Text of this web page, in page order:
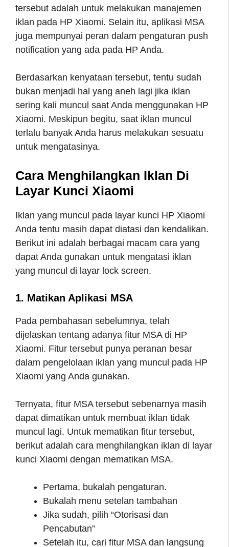
tersebut adalah untuk melakukan manajemen
iklan pada HP Xiaomi. Selain itu, aplikasi MSA
juga mempunyai peran dalam pengaturan push
notification yang ada pada HP Anda.
Berdasarkan kenyataan tersebut, tentu sudah
bukan menjadi hal yang aneh lagi jika iklan
sering kali muncul saat Anda menggunakan HP
Xiaomi. Meskipun begitu, saat iklan muncul
terlalu banyak Anda harus melakukan sesuatu
untuk mengatasinya.
Cara Menghilangkan Iklan Di
Layar Kunci Xiaomi
Iklan yang muncul pada layar kunci HP Xiaomi
Anda tentu masih dapat diatasi dan kendalikan.
Berikut ini adalah berbagai macam cara yang
dapat Anda gunakan untuk mengatasi iklan
yang muncul di layar lock screen.
1. Matikan Aplikasi MSA
Pada pembahasan sebelumnya, telah
dijelaskan tentang adanya fitur MSA di HP
Xiaomi. Fitur tersebut punya peranan besar
dalam pengelolaan iklan yang muncul pada HP
Xiaomi yang Anda gunakan.
Ternyata, fitur MSA tersebut sebenarnya masih
dapat dimatikan untuk membuat iklan tidak
muncul lagi. Untuk mematikan fitur tersebut,
berikut adalah cara menghilangkan iklan di layar
kunci Xiaomi dengan mematikan MSA.
Pertama, bukalah pengaturan.
Bukalah menu setelan tambahan
Jika sudah, pilih “Otorisasi dan
Pencabutan”
Setelah itu, cari fitur MSA dan langsung